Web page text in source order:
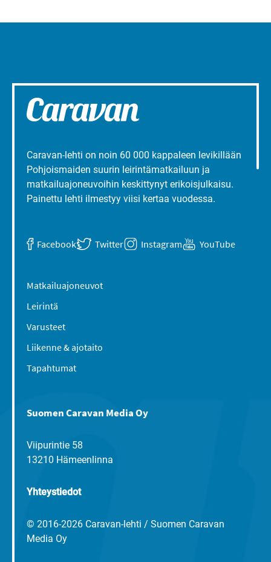
Caravan-lehti on noin 60 000 kappaleen levikillään
Pohjoismaiden suurin leirintämatkailuun ja
matkailuajoneuvoihin keskittynyt erikoisjulkaisu.
Painettu lehti ilmestyy viisi kertaa vuodessa.
Facebook Twitter Instagram YouTube
Matkailuajoneuvot
Leirintä
Varusteet
Liikenne & ajotaito
Tapahtumat
Suomen Caravan Media Oy
Viipurintie 58
13210 Hämeenlinna
Yhteystiedot
© 2016-2026 Caravan-lehti / Suomen Caravan
Media Oy